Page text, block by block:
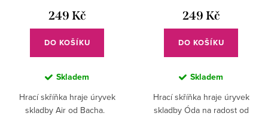
249 Kč
DO KOŠÍKU
Skladem
Hrací skříňka hraje úryvek
skladby Air od Bacha.
249 Kč
DO KOŠÍKU
Skladem
Hrací skříňka hraje úryvek
skladby Óda na radost od